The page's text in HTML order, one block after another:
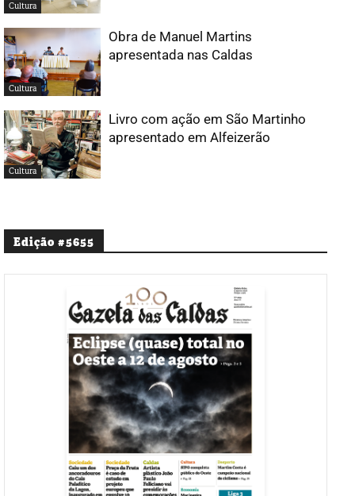
Cultura
Cultura
Obra de Manuel Martins
apresentada nas Caldas
Cultura
Livro com ação em São Martinho
apresentado em Alfeizerão
Edição #5655